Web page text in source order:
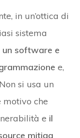
in un’ottica di
sistema
un software e
e,
si usa un
motivo che
e il
mitiga